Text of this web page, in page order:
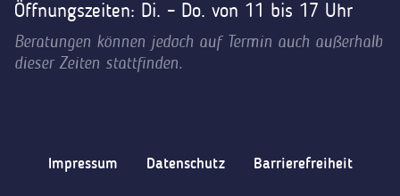
Öffnungszeiten: Di. – Do. von 11 bis 17 Uhr
Beratungen können jedoch auf Termin auch außerhalb
dieser Zeiten stattfinden.
Impressum Datenschutz Barrierefreiheit